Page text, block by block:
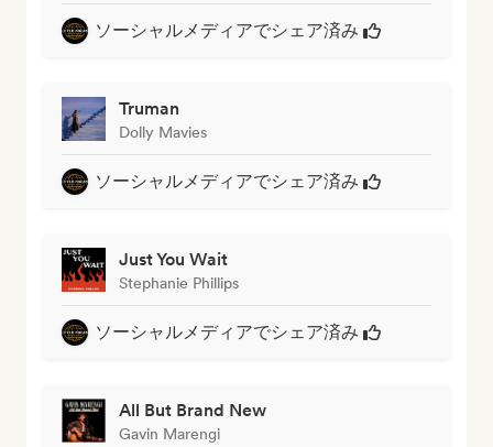
ソーシャルメディアでシェア済み
Truman
Dolly Mavies
ソーシャルメディアでシェア済み
Just You Wait
Stephanie Phillips
ソーシャルメディアでシェア済み
All But Brand New
Gavin Marengi